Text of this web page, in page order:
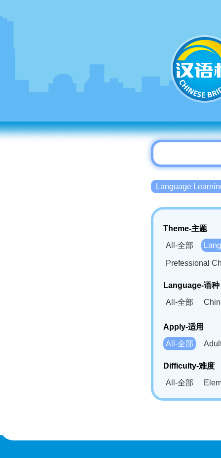
Language
Theme-主题
All-全部
Prefessional
Language-语种
All-全部
Bahasa
Swahili(SW)-
Apply-适用
All-全部
Difficulty-难度
All-全部